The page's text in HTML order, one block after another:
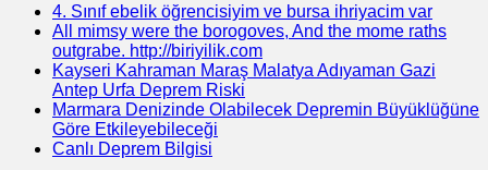
4. Sınıf ebelik öğrencisiyim ve bursa ihriyacim var
All mimsy were the borogoves, And the mome raths
outgrabe. http://biriyilik.com
Kayseri Kahraman Maraş Malatya Adıyaman Gazi
Antep Urfa Deprem Riski
Marmara Denizinde Olabilecek Depremin Büyüklüğüne
Göre Etkileyebileceği
Canlı Deprem Bilgisi